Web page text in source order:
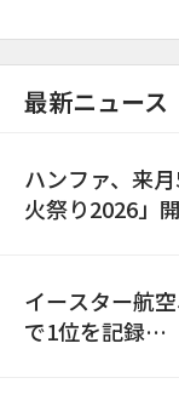
最新ニュース
ハンファ、来
火祭り2026」
イースター航
で1位を記録…